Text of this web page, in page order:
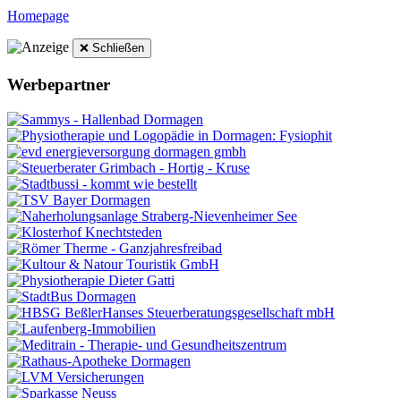
Homepage
❌ Schließen
Werbepartner